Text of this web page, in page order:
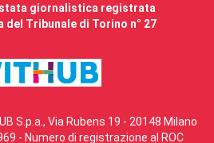
giornalistica registrata
del Tribunale di Torino n° 27
S.p.a., Via Rubens 19 - 20148 Milano
- Numero di registrazione al ROC